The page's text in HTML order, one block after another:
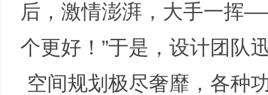
后，激情澎湃，大手一挥
个更好！”于是，设计团队
空间规划极尽奢靡，各